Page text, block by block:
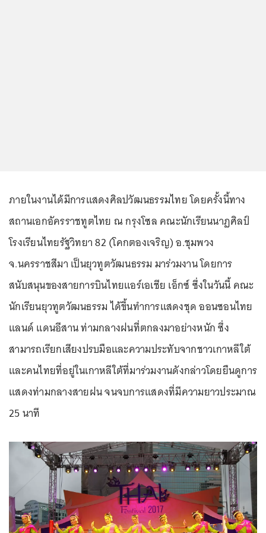
ภายในงานได้มีการแสดงศิลปวัฒนธรรมไทย โดยครั้งนี้ทาง
สถานเอกอัครราชทูตไทย ณ กรุงโซล คณะนักเรียนนาฏศิลป์
โรงเรียนไทยรัฐวิทยา 82 (โคกตองเจริญ) อ.ชุมพวง
จ.นครราชสีมา เป็นยุวทูตวัฒนธรรม มาร่วมงาน โดยการ
สนับสนุนของสายการบินไทยแอร์เอเชีย เอ็กซ์ ซึ่งในวันนี้ คณะ
นักเรียนยุวทูตวัฒนธรรม ได้ขึ้นทำการแสดงชุด ออนซอนไทย
แลนด์ แดนอีสาน ท่ามกลางฝนที่ตกลงมาอย่างหนัก ซึ่ง
สามารถเรียกเสียงปรบมือและความประทับจากชาวเกาหลีใต้
และคนไทยที่อยู่ในเกาหลีใต้ที่มาร่วมงานดังกล่าวโดยยืนดูการ
แสดงท่ามกลางสายฝน จนจบการแสดงที่มีความยาวประมาณ
25 นาที